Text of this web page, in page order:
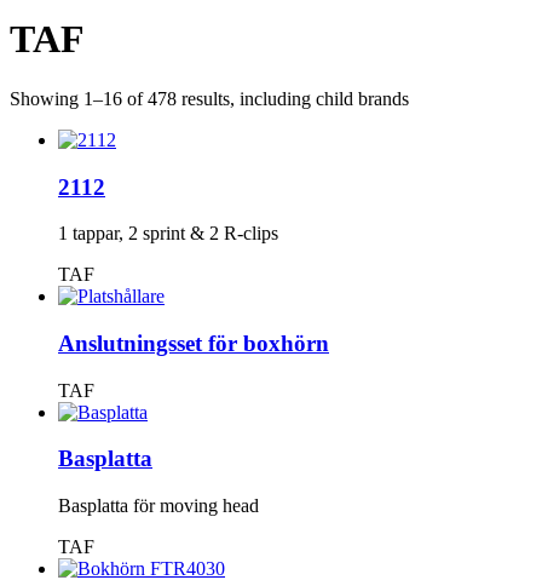
TAF
Showing 1–16 of 478 results, including child brands
2112
1 tappar, 2 sprint & 2 R-clips
TAF
Anslutningsset för boxhörn
TAF
Basplatta
Basplatta för moving head
TAF